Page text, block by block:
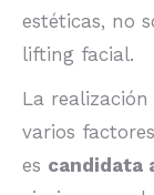
estéticas, no
lifting facial.
La
varios
es candidata